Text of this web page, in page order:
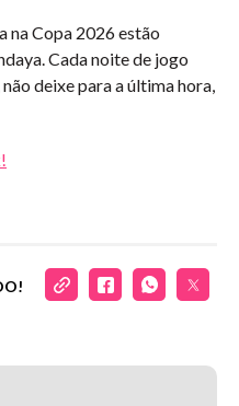
na Copa 2026 estão
Cada noite de jogo
deixe para a última hora,